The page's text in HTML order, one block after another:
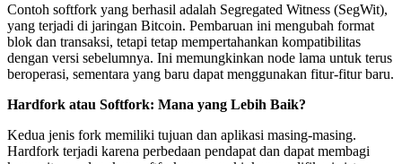
Contoh softfork yang berhasil adalah Segregated Witness (SegWit),
yang terjadi di jaringan Bitcoin. Pembaruan ini mengubah format
blok dan transaksi, tetapi tetap mempertahankan kompatibilitas
dengan versi sebelumnya. Ini memungkinkan node lama untuk terus
beroperasi, sementara yang baru dapat menggunakan fitur-fitur baru.
Hardfork atau Softfork: Mana yang Lebih Baik?
Kedua jenis fork memiliki tujuan dan aplikasi masing-masing.
Hardfork terjadi karena perbedaan pendapat dan dapat membagi